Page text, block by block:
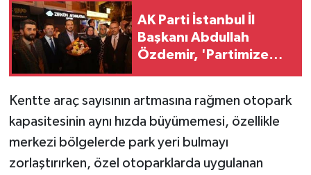
AK Parti İstanbul İl
Başkanı Abdullah
Özdemir, 'Partimize
Türkiye'nin
büyümesidir'
Kentte araç sayısının artmasına rağmen otopark
kapasitesinin aynı hızda büyümemesi, özellikle
merkezi bölgelerde park yeri bulmayı
zorlaştırırken, özel otoparklarda uygulanan